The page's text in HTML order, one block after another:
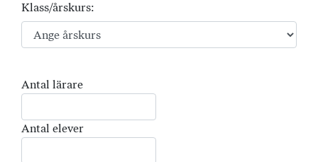
Klass/årskurs:
Antal lärare
Antal elever